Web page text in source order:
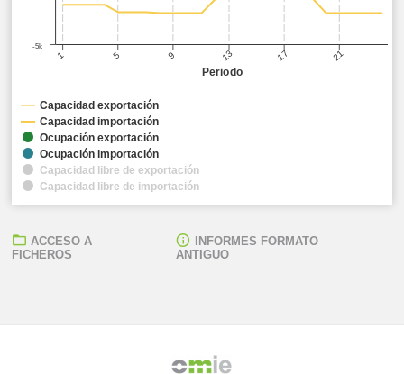
Periodo
1 5 9 13 17 21
-5k
Capacidad exportación
Capacidad importación
Ocupación exportación
Ocupación importación
Capacidad libre de exportación
Capacidad libre de importación
ACCESO A
FICHEROS
INFORMES FORMATO
ANTIGUO